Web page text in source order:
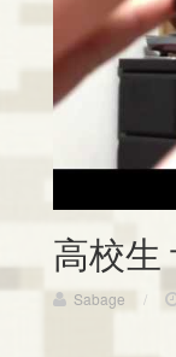
高校生
Sabage /